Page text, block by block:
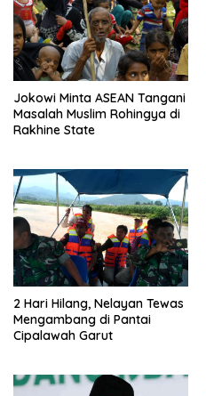
Jokowi Minta ASEAN Tangani
Masalah Muslim Rohingya di
Rakhine State
2 Hari Hilang, Nelayan Tewas
Mengambang di Pantai
Cipalawah Garut